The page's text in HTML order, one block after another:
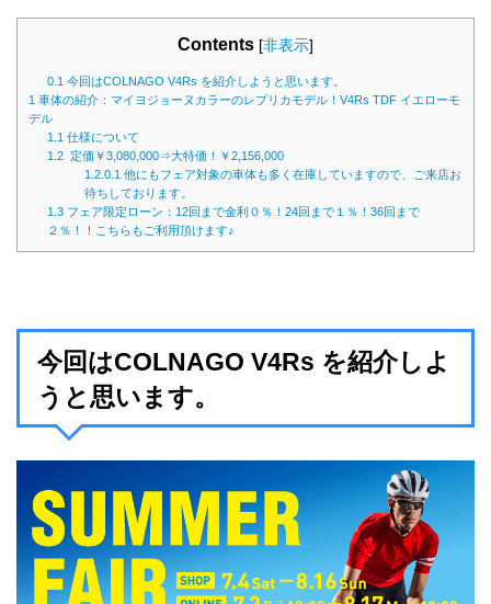
Contents [非表示]
0.1 今回はCOLNAGO V4Rs を紹介しようと思います。
1 車体の紹介：マイヨジョーヌカラーのレプリカモデル！V4Rs TDF イエローモ
デル
1.1 仕様について
1.2 定価￥3,080,000⇒大特価！￥2,156,000
1.2.0.1 他にもフェア対象の車体も多く在庫していますので、ご来店お
待ちしております。
1.3 フェア限定ローン：12回まで金利０％！24回まで１％！36回まで
２％！！こちらもご利用頂けます♪
今回はCOLNAGO V4Rs を紹介しよ
うと思います。